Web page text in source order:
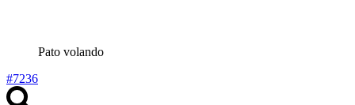
Pato volando
#7236